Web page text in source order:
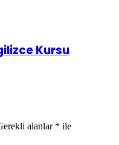
Kursu
alanlar * ile